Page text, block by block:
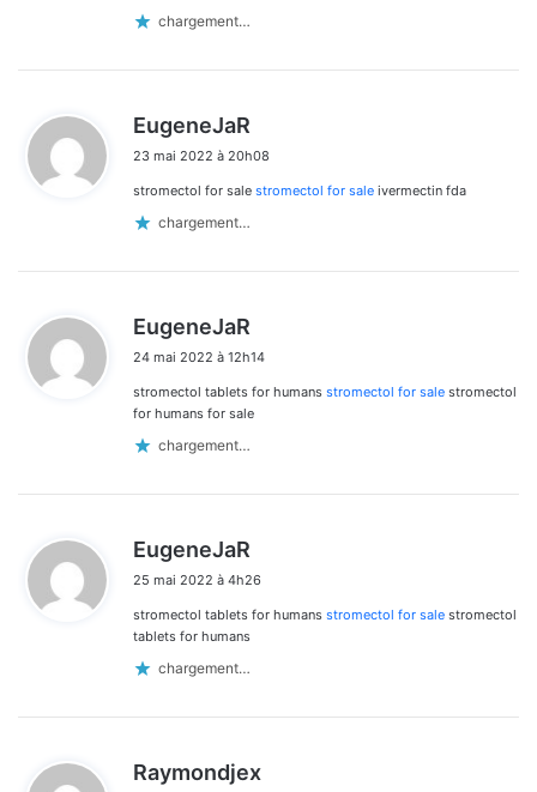
chargement…
EugeneJaR
t
23 mai 2022 à 20h08
stromectol for sale stromectol for sale ivermectin fda
chargement…
EugeneJaR
t
:
24 mai 2022 à 12h14
stromectol tablets for humans stromectol for sale stromectol
for humans for sale
chargement…
EugeneJaR
t
25 mai 2022 à 4h26
stromectol tablets for humans stromectol for sale stromectol
tablets for humans
chargement…
Raymondjex